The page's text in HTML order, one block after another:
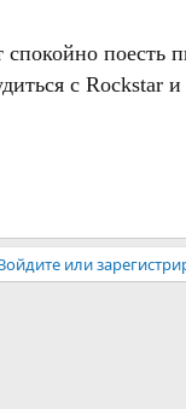
поесть
с Rockstar и
или